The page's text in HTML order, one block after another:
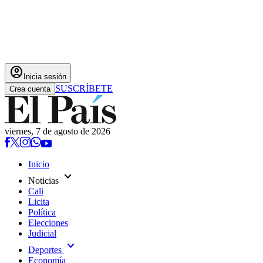
account_circle Inicia sesión
Crea cuenta SUSCRÍBETE
viernes, 7 de agosto de 2026
Inicio
Noticias expand_more
Cali
Licita
Política
Elecciones
Judicial
Deportes expand_more
Economía